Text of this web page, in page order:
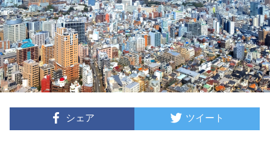
シェア ツイート